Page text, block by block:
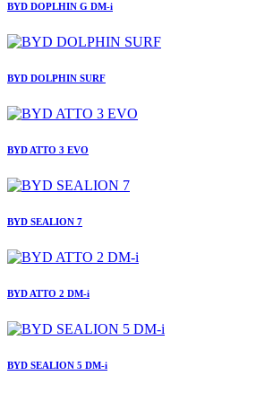
BYD DOPLHIN G DM-i
BYD DOLPHIN SURF
BYD ATTO 3 EVO
BYD SEALION 7
BYD ATTO 2 DM-i
BYD SEALION 5 DM-i